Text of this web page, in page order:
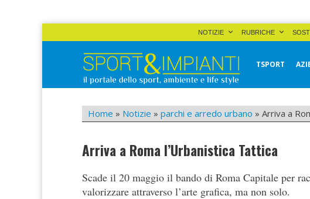
NOTIZIE RUBRICHE
Sport&Impianti
TSPORT
Home » Notizie » parchi e arredo urbano » Arriva a
Arriva a Roma l’Urbanistica Tattica
Scade il 20 maggio il bando di Roma Capitale per
valorizzare attraverso l’arte grafica, ma non solo.